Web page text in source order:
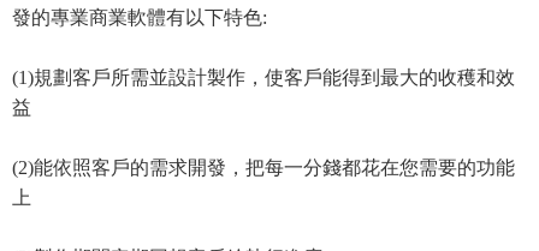
發的專業商業軟體有以下特色:
(1)規劃客戶所需並設計製作，使客戶能得到最大的收穫和效
益
(2)能依照客戶的需求開發，把每一分錢都花在您需要的功能
上